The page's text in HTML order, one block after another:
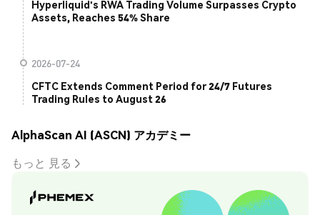
Hyperliquid's RWA Trading Volume Surpasses Crypto
Assets, Reaches 54% Share
2026-07-24
CFTC Extends Comment Period for 24/7 Futures
Trading Rules to August 26
AlphaScan AI (ASCN) アカデミー
もっと 見る